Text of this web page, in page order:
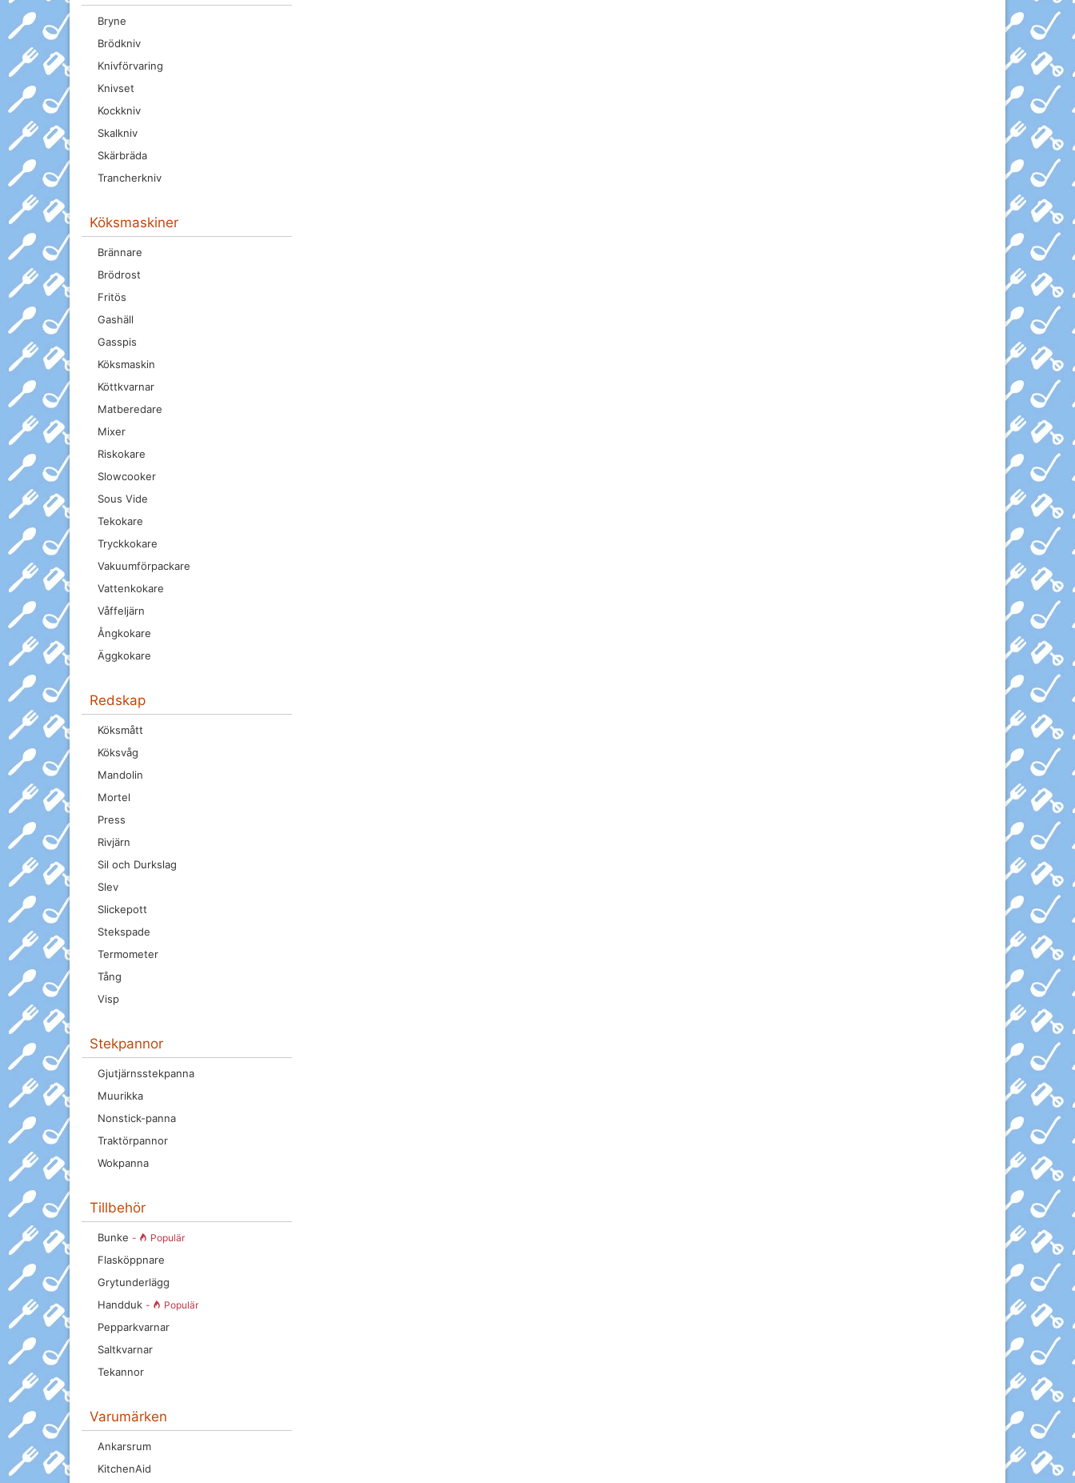
Bryne
Brödkniv
Knivförvaring
Knivset
Kockkniv
Skalkniv
Skärbräda
Trancherkniv
Köksmaskiner
Brännare
Brödrost
Fritös
Gashäll
Gasspis
Köksmaskin
Köttkvarnar
Matberedare
Mixer
Riskokare
Slowcooker
Sous Vide
Tekokare
Tryckkokare
Vakuumförpackare
Vattenkokare
Våffeljärn
Ångkokare
Äggkokare
Redskap
Köksmått
Köksvåg
Mandolin
Mortel
Press
Rivjärn
Sil och Durkslag
Slev
Slickepott
Stekspade
Termometer
Tång
Visp
Stekpannor
Gjutjärnsstekpanna
Muurikka
Nonstick-panna
Traktörpannor
Wokpanna
Tillbehör
Bunke - Populär
Flasköppnare
Grytunderlägg
Handduk - Populär
Pepparkvarnar
Saltkvarnar
Tekannor
Varumärken
Ankarsrum
KitchenAid